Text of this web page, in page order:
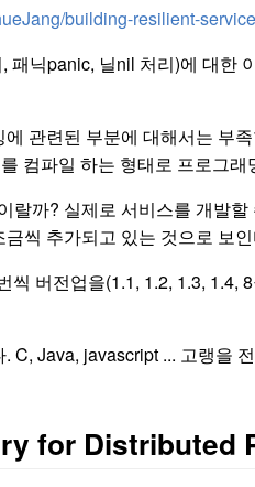
building-resilient-
패닉panic, 닐nil 처리)에 대한
관련된 부분에 대해서는 부
컴파일 하는 형태로 프로그
랄까? 실제로 서비스를 개발
씩 추가되고 있는 것으로 보
씩 버전업을(1.1, 1.2, 1.3, 1.4,
C, Java, javascript ... 고랭을
for Distributed